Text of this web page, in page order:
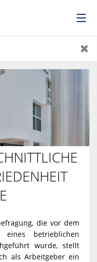
& UMWELT
die vor dem
betrieblichen
wurde, stellt
als Arbeitgeber ein